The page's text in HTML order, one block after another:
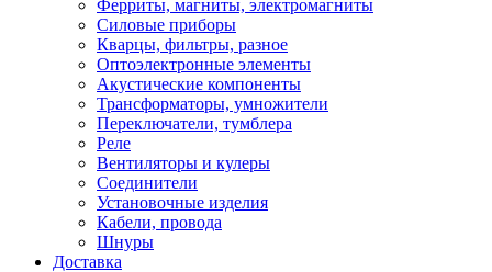
Ферриты, магниты, электромагниты
Силовые приборы
Кварцы, фильтры, разное
Оптоэлектронные элементы
Акустические компоненты
Трансформаторы, умножители
Переключатели, тумблера
Реле
Вентиляторы и кулеры
Соединители
Установочные изделия
Кабели, провода
Шнуры
Доставка